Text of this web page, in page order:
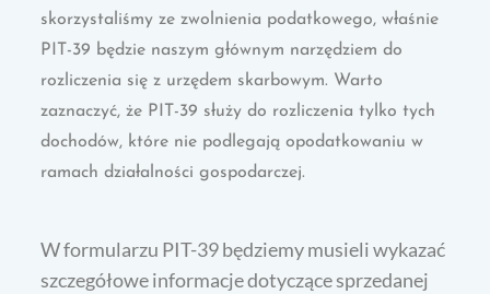
skorzystaliśmy ze zwolnienia podatkowego, właśnie
PIT-39 będzie naszym głównym narzędziem do
rozliczenia się z urzędem skarbowym. Warto
zaznaczyć, że PIT-39 służy do rozliczenia tylko tych
dochodów, które nie podlegają opodatkowaniu w
ramach działalności gospodarczej.
W formularzu PIT-39 będziemy musieli wykazać
szczegółowe informacje dotyczące sprzedanej